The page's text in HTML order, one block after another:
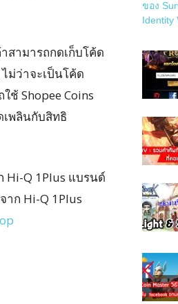
สามารถกดเก็บโค้ด
ม่ว่าจะเป็นโค้ด
ช้ Shopee Coins
เพลินกับสิทธิ
Q 1Plus แบรนด์
ก Hi-Q 1Plus